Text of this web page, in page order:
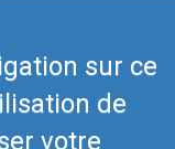
sur ce
de
votre